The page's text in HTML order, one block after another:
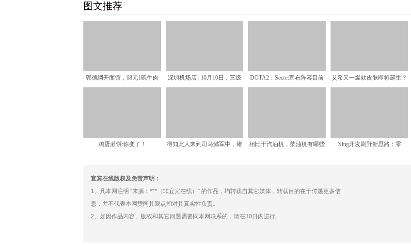
图文推荐
郭德纲开面馆，68元1碗牛肉
深圳机场店 | 10月10日，三级
DOTA2：Secret宣布阵容目前
艾希又一爆款皮肤即将诞生？
鸡蛋灌饼:你变了！
得知此人来到司马懿军中，诸
相比于汽油机，柴油机有哪些
Ning开发刷野新思路：零
宜宾在线版权及免责声明：
1、凡本网注明 “来源：***（非宜宾在线）” 的作品，均转载自其它媒体，转载目的在于传递更多信
息，并不代表本网赞同其观点和对其真实性负责。
2、如因作品内容、版权和其它问题需要同本网联系的，请在30日内进行。